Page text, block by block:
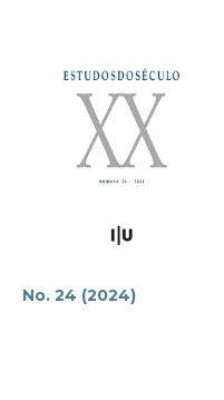
No. 24 (2024)